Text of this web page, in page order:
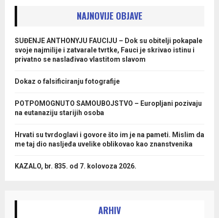
NAJNOVIJE OBJAVE
SUĐENJE ANTHONYJU FAUCIJU – Dok su obitelji pokapale
svoje najmilije i zatvarale tvrtke, Fauci je skrivao istinu i
privatno se naslađivao vlastitom slavom
Dokaz o falsificiranju fotografije
POTPOMOGNUTO SAMOUBOJSTVO – Europljani pozivaju
na eutanaziju starijih osoba
Hrvati su tvrdoglavi i govore što im je na pameti. Mislim da
me taj dio nasljeđa uvelike oblikovao kao znanstvenika
KAZALO, br. 835. od 7. kolovoza 2026.
ARHIV